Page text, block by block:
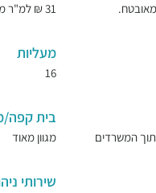
31 ₪ למ"ר מחושב על שטח נטו !
מעליות
16
המשרדים
בית
מגוון מאוד
שירותי